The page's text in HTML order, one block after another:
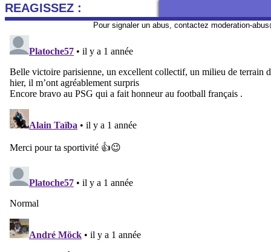
REAGISSEZ :
Pour signaler un abus, contactez moderation-